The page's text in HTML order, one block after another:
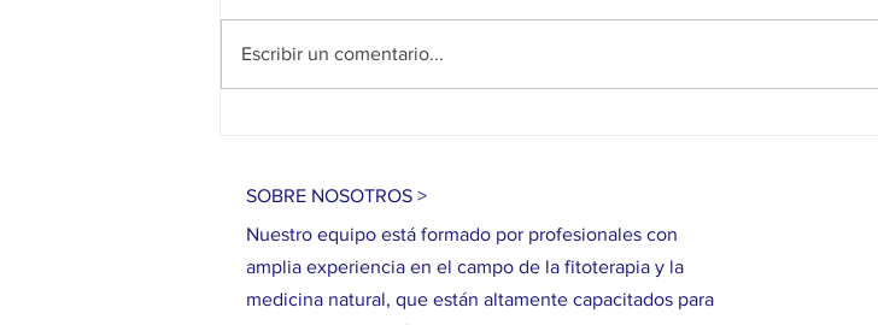
Escribir un comentario...
SOBRE NOSOTROS >
Nuestro equipo está formado por profesionales con
amplia experiencia en el campo de la fitoterapia y la
medicina natural, que están altamente capacitados para